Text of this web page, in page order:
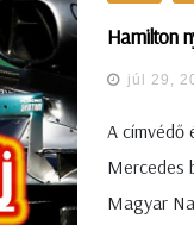
Hamilton
júl 29,
A címvédő
Mercedes
Magyar